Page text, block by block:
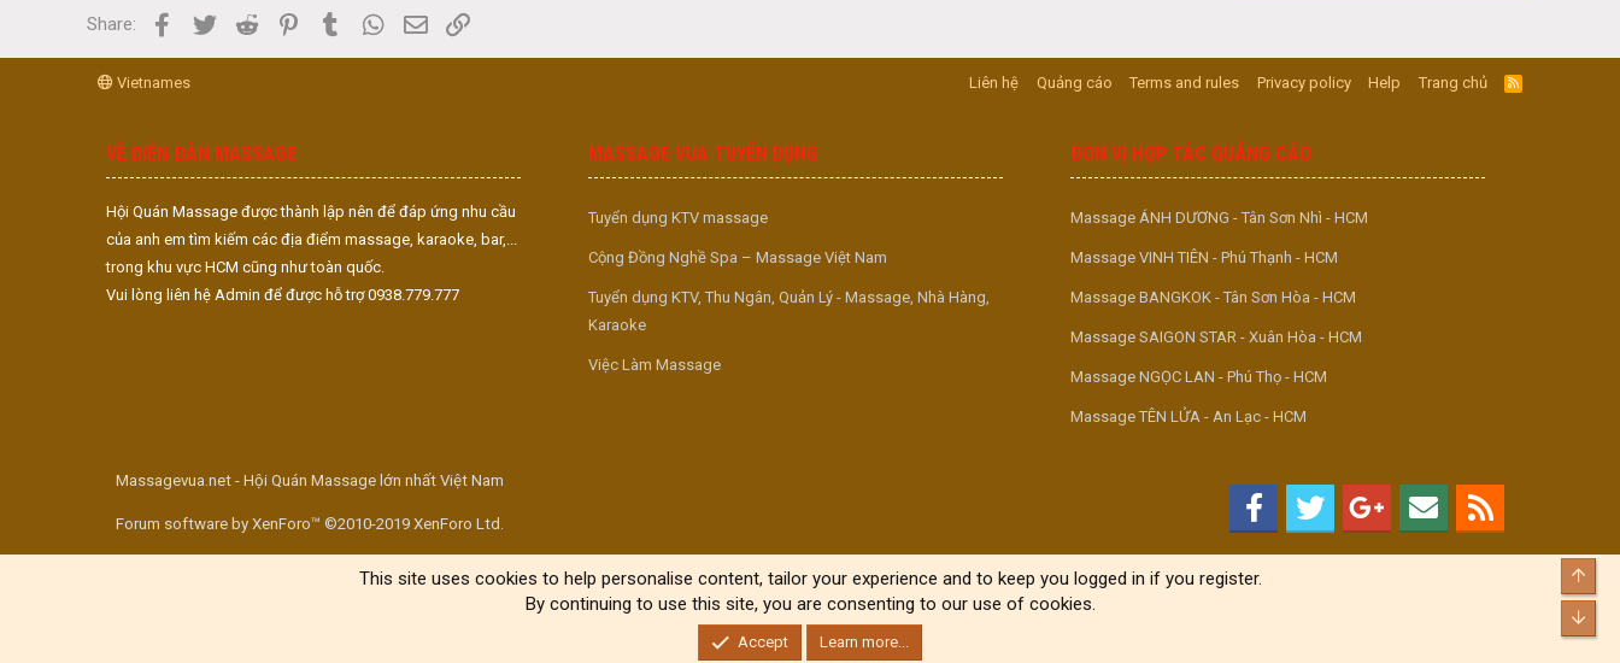
Share: Facebook
Twitter Reddit PinterestTumblr WhatsApp
Email
Vietnames Liên hệ Quảng cáo Terms and rules Privacy policy Help Trang chủ
R
S
VỀ DIỄN ĐÀN MASSAGE
Hội Quán Massage được thành lập nên để đáp ứng nhu cầu
của anh em tìm kiếm các địa điểm massage, karaoke, bar,...
trong khu vực HCM cũng như toàn quốc.
Vui lòng liên hệ Admin để được hỗ trợ 0938.779.777
MASSAGE VUA TUYỂN DỤNG
Tuyển dụng KTV massage
Cộng Đồng Nghề Spa – Massage Việt Nam
Tuyển dụng KTV, Thu Ngân, Quản Lý - Massage, Nhà Hàng,
Karaoke
Việc Làm Massage
ĐƠN VỊ HỢP TÁC QUẢNG CÁO
Massage ÁNH DƯƠNG - Tân Sơn Nhì - HCM
Massage VINH TIÊN - Phú Thạnh - HCM
Massage BANGKOK - Tân Sơn Hòa - HCM
Massage SAIGON STAR - Xuân Hòa - HCM
Massage NGỌC LAN - Phú Thọ - HCM
Massage TÊN LỬA - An Lạc - HCM
Massagevua.net - Hội Quán Massage lớn nhất Việt Nam
Forum software by XenForo™ ©2010-2019 XenForo Ltd.
This site uses cookies to help personalise content, tailor your experience and to keep you logged in if you register.
By continuing to use this site, you are consenting to our use of cookies.
Accept Learn more...
Top